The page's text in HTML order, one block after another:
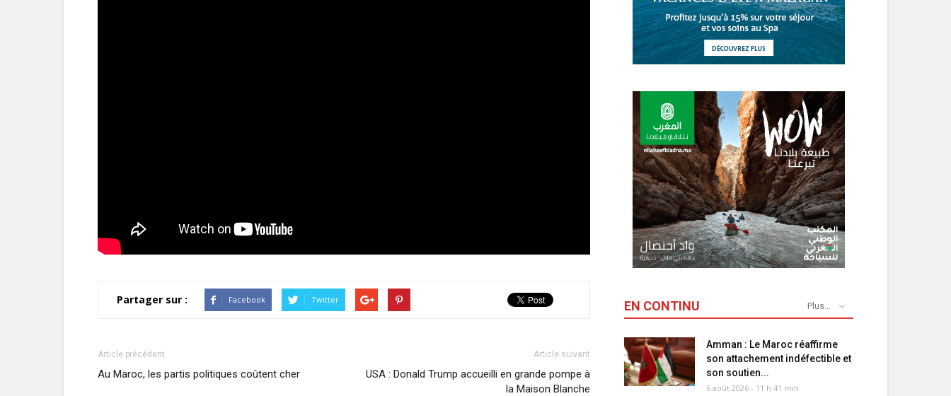
Partager sur : Facebook Twitter
Article précédent
Au Maroc, les partis politiques coûtent cher
Article suivant
USA : Donald Trump accueilli en grande pompe à
la Maison Blanche
EN CONTINU Plus...
Amman : Le Maroc réaffirme
son attachement indéfectible et
son soutien...
6 août 2026 - 11 h 41 min